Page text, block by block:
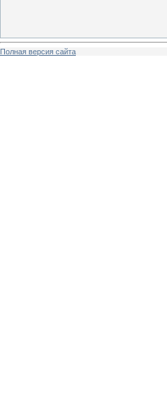
Полная версия сайта